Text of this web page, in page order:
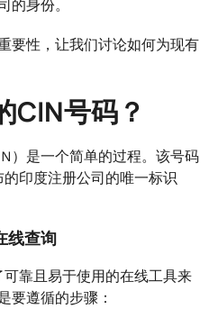
的身份。
要性，让我们讨论如何为现有
CIN号码？
）是一个简单的过程。该号码
印度注册公司的唯一标识
线查询
靠且易于使用的在线工具来
要遵循的步骤：